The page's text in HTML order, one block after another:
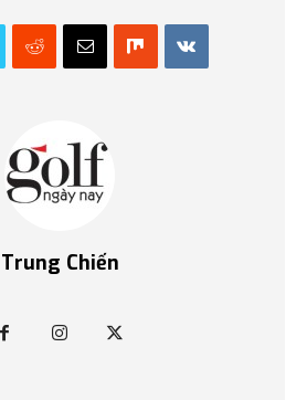
Trung Chiến